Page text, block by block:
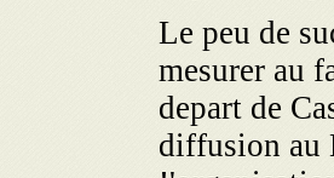
Le peu de
mesurer au
depart de
diffusion au